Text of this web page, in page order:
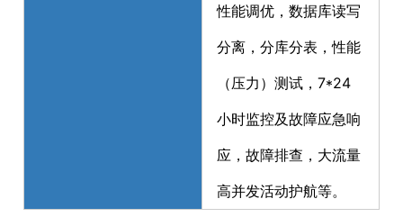
性能调优，数据库读写
分离，分库分表，性能
（压力）测试，7*24
小时监控及故障应急响
应，故障排查，大流量
高并发活动护航等。